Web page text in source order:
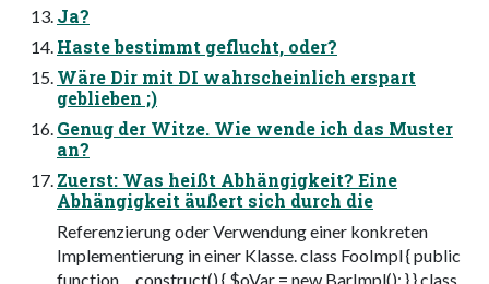
Ja?
Haste bestimmt geflucht, oder?
Wäre Dir mit DI wahrscheinlich erspart
geblieben ;)
Genug der Witze. Wie wende ich das Muster
an?
Zuerst: Was heißt Abhängigkeit? Eine
Abhängigkeit äußert sich durch die
Referenzierung oder Verwendung einer konkreten
Implementierung in einer Klasse. class FooImpl { public
function __construct() { $oVar = new BarImpl(); } } class